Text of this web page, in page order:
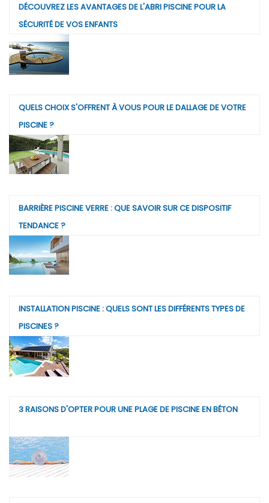
DÉCOUVREZ LES AVANTAGES DE L'ABRI PISCINE POUR LA
SÉCURITÉ DE VOS ENFANTS
QUELS CHOIX S'OFFRENT À VOUS POUR LE DALLAGE DE VOTRE
PISCINE ?
BARRIÈRE PISCINE VERRE : QUE SAVOIR SUR CE DISPOSITIF
TENDANCE ?
INSTALLATION PISCINE : QUELS SONT LES DIFFÉRENTS TYPES DE
PISCINES ?
3 RAISONS D'OPTER POUR UNE PLAGE DE PISCINE EN BÉTON